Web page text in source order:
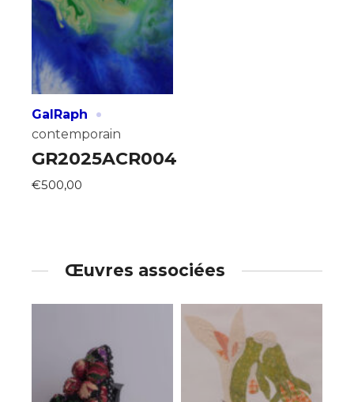
GalRaph ·
contemporain
GR2025ACR004
€500,00
Œuvres associées